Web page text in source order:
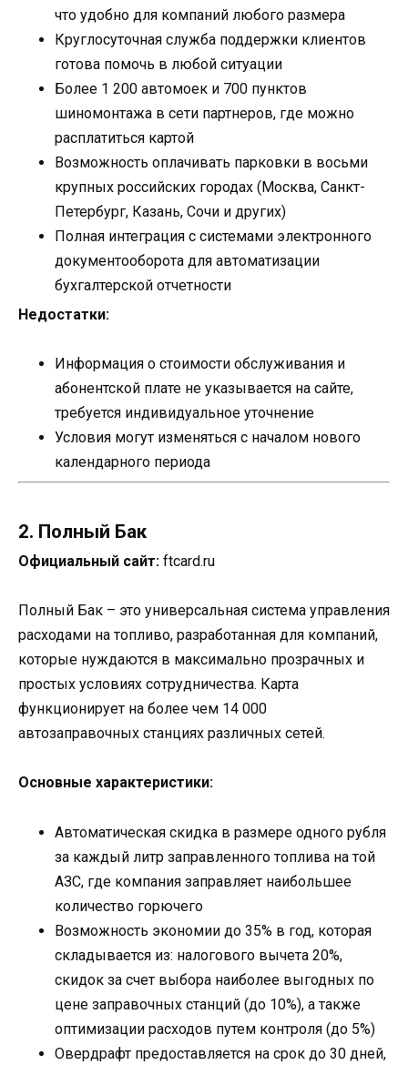
что удобно для компаний любого размера
Круглосуточная служба поддержки клиентов
готова помочь в любой ситуации
Более 1 200 автомоек и 700 пунктов
шиномонтажа в сети партнеров, где можно
расплатиться картой
Возможность оплачивать парковки в восьми
крупных российских городах (Москва, Санкт-
Петербург, Казань, Сочи и других)
Полная интеграция с системами электронного
документооборота для автоматизации
бухгалтерской отчетности
Недостатки:
Информация о стоимости обслуживания и
абонентской плате не указывается на сайте,
требуется индивидуальное уточнение
Условия могут изменяться с началом нового
календарного периода
2. Полный Бак
Официальный сайт: ftcard.ru
Полный Бак – это универсальная система управления
расходами на топливо, разработанная для компаний,
которые нуждаются в максимально прозрачных и
простых условиях сотрудничества. Карта
функционирует на более чем 14 000
автозаправочных станциях различных сетей.
Основные характеристики:
Автоматическая скидка в размере одного рубля
за каждый литр заправленного топлива на той
АЗС, где компания заправляет наибольшее
количество горючего
Возможность экономии до 35% в год, которая
складывается из: налогового вычета 20%,
скидок за счет выбора наиболее выгодных по
цене заправочных станций (до 10%), а также
оптимизации расходов путем контроля (до 5%)
Овердрафт предоставляется на срок до 30 дней,